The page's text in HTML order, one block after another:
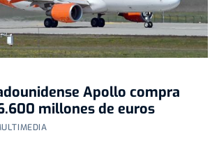
Apollo compra
millones de euros